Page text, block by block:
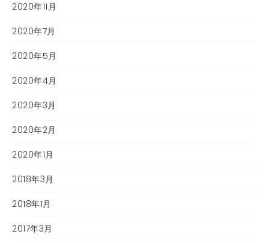
2020年11月
2020年7月
2020年5月
2020年4月
2020年3月
2020年2月
2020年1月
2018年3月
2018年1月
2017年3月